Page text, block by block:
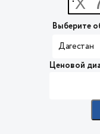
Выберите
Дагестан
Ценовой